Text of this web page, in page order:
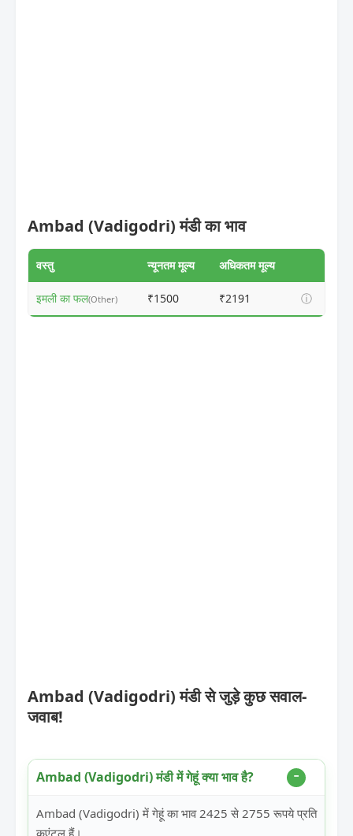
Ambad (Vadigodri) मंडी का भाव
वस्तु न्यूनतम मूल्य अधिकतम मूल्य
इमली का फल(Other) ₹1500 ₹2191 ⓘ
Ambad (Vadigodri) मंडी से जुड़े कुछ सवाल-
जवाब!
Ambad (Vadigodri) मंडी में गेहूं क्या भाव है?
Ambad (Vadigodri) में गेहूं का भाव 2425 से 2755 रूपये प्रति
कुएंटल हैं।